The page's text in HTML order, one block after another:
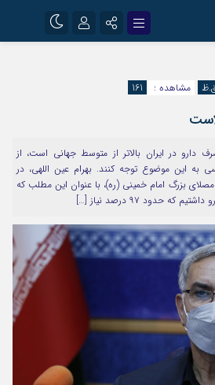
مشاهده : 161
دارو در ایران بالاتر از متوسط جهانی است، از
این موضوع توجه کنند. بهرام عین اللهی، در
مصلای بزرگ امام خمینی (ره)، با عنوان این مطلب که
حدود ۹۷ درصد نیاز […]